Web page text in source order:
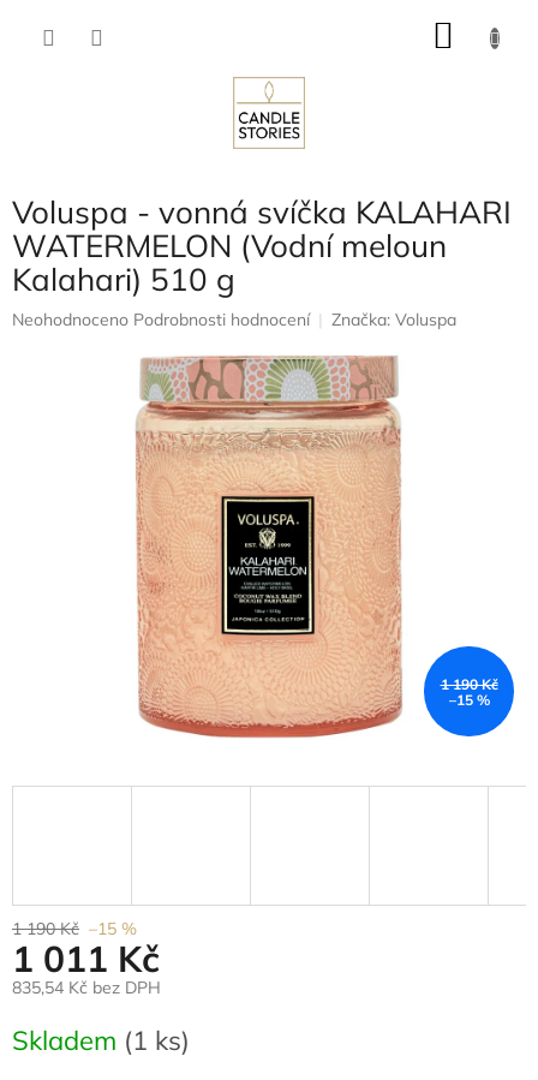
Voluspa - vonná svíčka KALAHARI
WATERMELON (Vodní meloun
Kalahari) 510 g
Průměrné
Neohodnoceno Podrobnosti hodnocení Značka: Voluspa
1 190 Kč
–15 %
1 190 Kč –15 %
1 011 Kč
835,54 Kč bez DPH
cena:
Skladem (1 ks)